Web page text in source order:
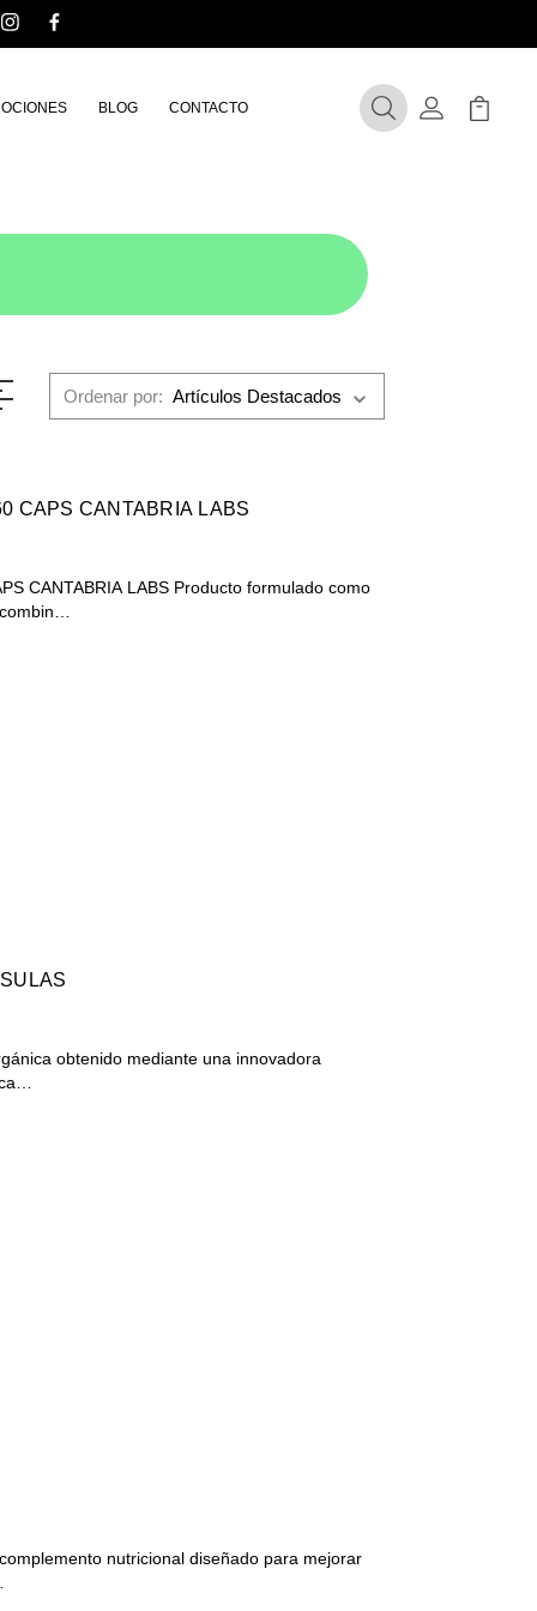
BLOG CONTACTO BuscarMi Cuenta
Mi
Ordenar por:
CAPS CANTABRIA LABS
LABS Producto formulado como
obtenido mediante una innovadora
nutricional diseñado para mejorar